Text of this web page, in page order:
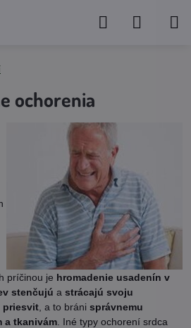
ochorenia
príčinou je hromadenie usadenín v
stenčujú a strácajú svoju
priesvit , a to bráni správnemu
a tkanivám . Iné typy ochorení srdca